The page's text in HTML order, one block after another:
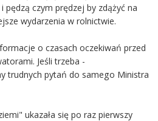
pędzą czym prędzej by zdążyć na
wydarzenia w rolnictwie.
o czasach oczekiwań przed
Jeśli trzeba -
trudnych pytań do samego Ministra
ukazała się po raz pierwszy